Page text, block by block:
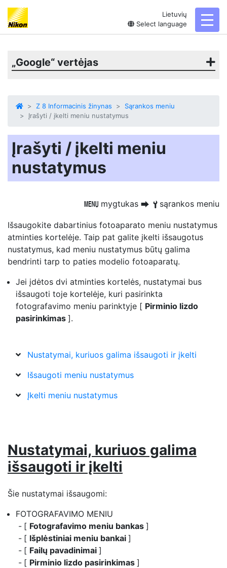
Lietuvių
Select language
„Google“ vertėjas
Z 8 Informacinis žinynas
Sąrankos meniu
Įrašyti / įkelti meniu nustatymus
Įrašyti / įkelti meniu
nustatymus
G mygtukas U B sąrankos meniu
Išsaugokite dabartinius fotoaparato meniu nustatymus
atminties kortelėje. Taip pat galite įkelti išsaugotus
nustatymus, kad meniu nustatymus būtų galima
bendrinti tarp to paties modelio fotoaparatų.
Jei įdėtos dvi atminties kortelės, nustatymai bus
išsaugoti toje kortelėje, kuri pasirinkta
fotografavimo meniu parinktyje [ Pirminio lizdo
pasirinkimas ].
Nustatymai, kuriuos galima išsaugoti ir įkelti
Išsaugoti meniu nustatymus
Įkelti meniu nustatymus
Nustatymai, kuriuos galima
išsaugoti ir įkelti
Šie nustatymai išsaugomi:
FOTOGRAFAVIMO MENIU
[ Fotografavimo meniu bankas ]
[ Išplėstiniai meniu bankai ]
[ Failų pavadinimai ]
[ Pirminio lizdo pasirinkimas ]